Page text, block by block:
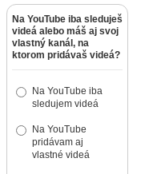
Na YouTube iba sleduješ
videá alebo máš aj svoj
vlastný kanál, na
ktorom pridávaš videá?
Na YouTube iba
sledujem videá
Na YouTube
pridávam aj
vlastné videá